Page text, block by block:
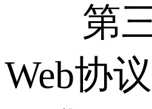
第三
Web协